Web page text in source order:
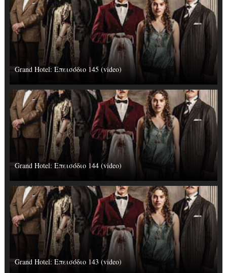
Grand Hotel: Επεισόδιο 145 (video)
Grand Hotel: Επεισόδιο 144 (video)
Grand Hotel: Επεισόδιο 143 (video)